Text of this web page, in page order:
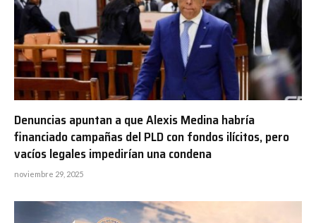
Denuncias apuntan a que Alexis Medina habría
financiado campañas del PLD con fondos ilícitos, pero
vacíos legales impedirían una condena
noviembre 29, 2025